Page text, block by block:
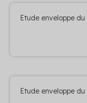
Etude enveloppe
Etude enveloppe